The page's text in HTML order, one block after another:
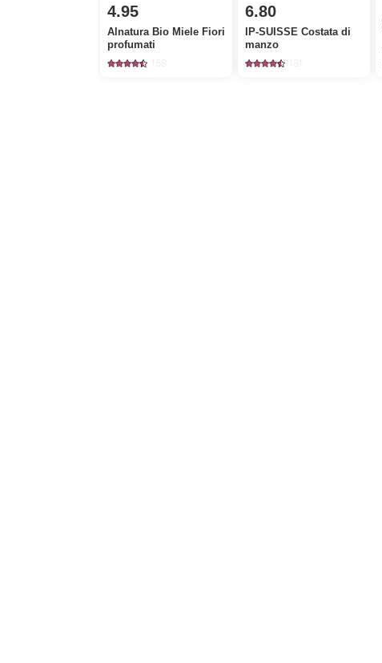
4.95
Alnatura Bio Miele Fiori
profumati
6.80
IP-SUISSE Costata di
manzo